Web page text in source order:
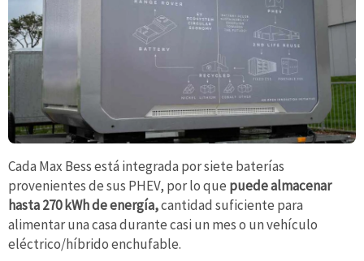
Cada Max Bess está integrada por siete baterías
provenientes de sus PHEV, por lo que puede almacenar
hasta 270 kWh de energía,cantidad suficiente para
alimentar una casa durante casi un mes o un vehículo
eléctrico/híbrido enchufable.